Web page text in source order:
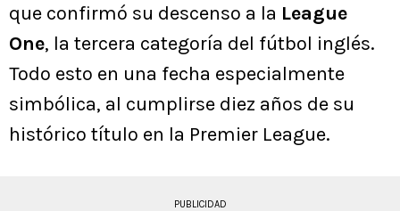
que confirmó su descenso a la League
One, la tercera categoría del fútbol inglés.
Todo esto en una fecha especialmente
simbólica, al cumplirse diez años de su
histórico título en la Premier League.
PUBLICIDAD